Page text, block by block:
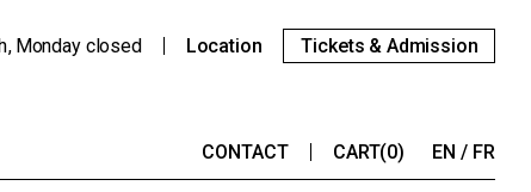
Monday closed Location Tickets & Admission
CONTACT CART(0) EN FR